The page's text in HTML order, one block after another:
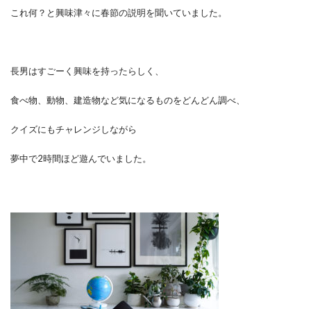
これ何？と興味津々に春節の説明を聞いていました。
長男はすごーく興味を持ったらしく、
食べ物、動物、建造物など気になるものをどんどん調べ、
クイズにもチャレンジしながら
夢中で2時間ほど遊んでいました。